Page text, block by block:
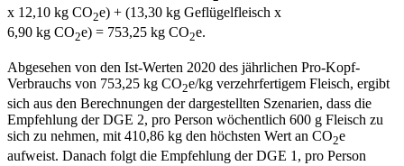
x 12,10 kg CO2e) + (13,30 kg Geflügelfleisch x
6,90 kg CO2e) = 753,25 kg CO2e.
Abgesehen von den Ist-Werten 2020 des jährlichen Pro-Kopf-
Verbrauchs von 753,25 kg CO2e/kg verzehrfertigem Fleisch, ergibt
sich aus den Berechnungen der dargestellten Szenarien, dass die
Empfehlung der DGE 2, pro Person wöchentlich 600 g Fleisch zu
sich zu nehmen, mit 410,86 kg den höchsten Wert an CO2e
aufweist. Danach folgt die Empfehlung der DGE 1, pro Person